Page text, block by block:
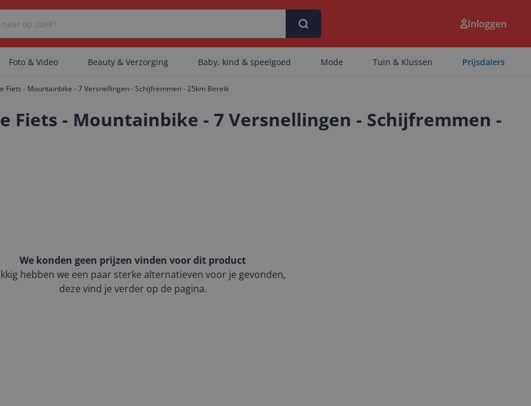
Er zijn geen categorieën gevonden.
Inloggen
Foto & Video Beauty & Verzorging Baby, kind & speelgoed Mode Tuin & Klussen Prijsdalers
Fiets - Mountainbike - 7 Versnellingen - Schijfremmen - 25km Bereik
Fiets - Mountainbike - 7 Versnellingen - Schijfremmen -
We konden geen prijzen vinden voor dit product
hebben we een paar sterke alternatieven voor je gevonden,
deze vind je verder op de pagina.